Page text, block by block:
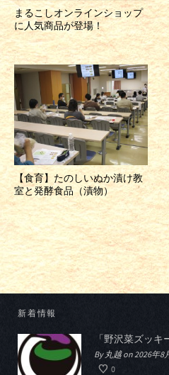
まるこしオンラインショップ
に人気商品が登場！
【食育】たのしいぬか漬け教
室と発酵食品（漬物）
新着情報
By 丸越 on 2026年8
0